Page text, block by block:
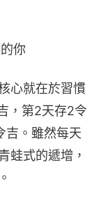
你
心就在於習慣
，第2天存2令
吉。雖然每天
蛙式的遞增，